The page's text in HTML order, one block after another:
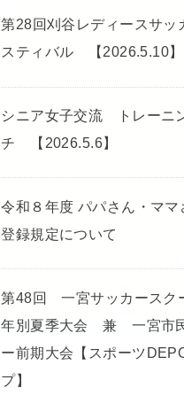
第28回刈谷レディースサッ
スティバル 【2026.5.10】
シニア女子交流 トレーニ
チ 【2026.5.6】
令和８年度 パパさん・ママ
登録規定について
第48回 一宮サッカース
年別夏季大会 兼 一宮市
ー前期大会【スポーツ
プ】